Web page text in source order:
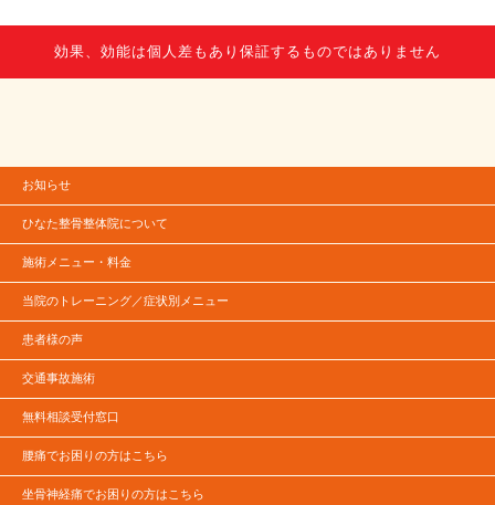
効果、効能は個人差もあり保証するものではありません
お知らせ
ひなた整骨整体院について
施術メニュー・料金
当院のトレーニング／症状別メニュー
患者様の声
交通事故施術
無料相談受付窓口
腰痛でお困りの方はこちら
坐骨神経痛でお困りの方はこちら